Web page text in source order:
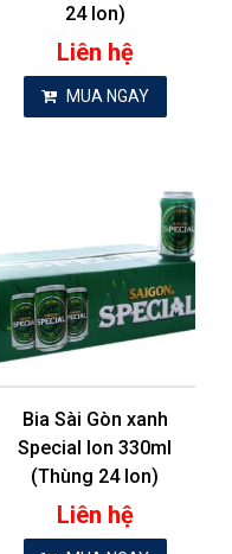
24 lon)
Liên hệ
MUA NGAY
Bia Sài Gòn xanh
Special lon 330ml
(Thùng 24 lon)
Liên hệ